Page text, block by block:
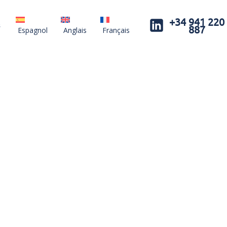
Espagnol Anglais Français
+34 941 220
887
SOLICITAR PRESUPUESTO